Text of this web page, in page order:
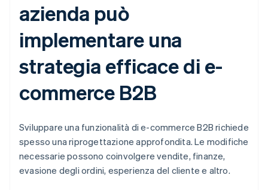
azienda può
implementare una
strategia efficace di e-
commerce B2B
Sviluppare una funzionalità di e-commerce B2B richiede
spesso una riprogettazione approfondita. Le modifiche
necessarie possono coinvolgere vendite, finanze,
evasione degli ordini, esperienza del cliente e altro.